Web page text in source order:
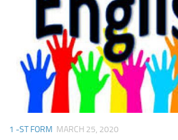
1 -ST FORM MARCH 25, 2020